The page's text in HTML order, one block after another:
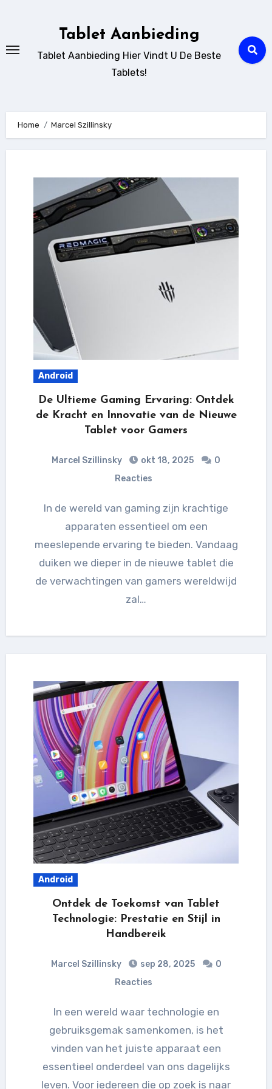
Tablet Aanbieding
Tablet Aanbieding Hier Vindt U De Beste
Tablets!
Home Marcel Szillinsky
Android
De Ultieme Gaming Ervaring: Ontdek
de Kracht en Innovatie van de Nieuwe
Tablet voor Gamers
Marcel Szillinsky okt 18, 2025
0
Reacties
In de wereld van gaming zijn krachtige
apparaten essentieel om een
meeslepende ervaring te bieden. Vandaag
duiken we dieper in de nieuwe tablet die
de verwachtingen van gamers wereldwijd
zal…
Android
Ontdek de Toekomst van Tablet
Technologie: Prestatie en Stijl in
Handbereik
Marcel Szillinsky sep 28, 2025
0
Reacties
In een wereld waar technologie en
gebruiksgemak samenkomen, is het
vinden van het juiste apparaat een
essentieel onderdeel van ons dagelijks
leven. Voor iedereen die op zoek is naar